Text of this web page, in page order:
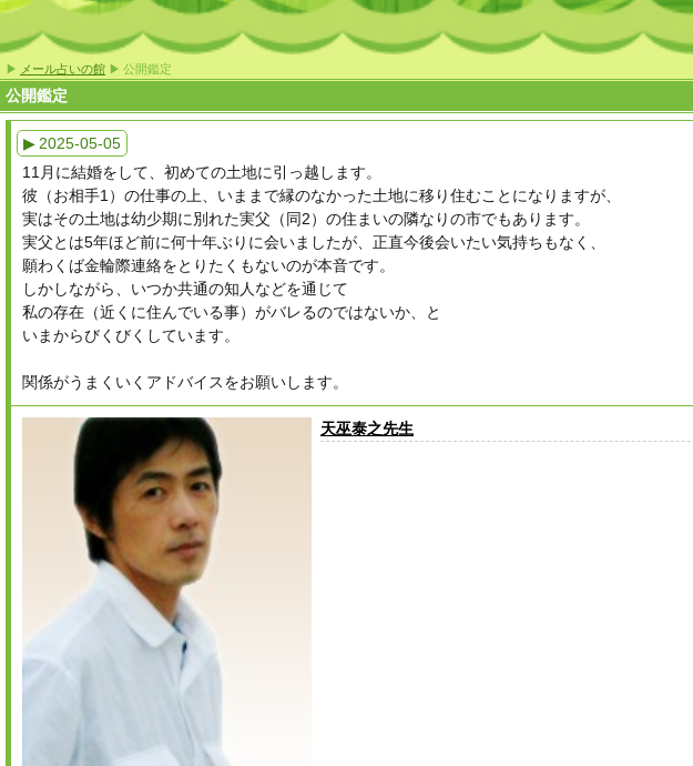
▶ メール占いの館 ▶ 公開鑑定
公開鑑定
▶ 2025-05-05
11月に結婚をして、初めての土地に引っ越します。
彼（お相手1）の仕事の上、いままで縁のなかった土地に移り住むことになりますが、
実はその土地は幼少期に別れた実父（同2）の住まいの隣なりの市でもあります。
実父とは5年ほど前に何十年ぶりに会いましたが、正直今後会いたい気持ちもなく、
願わくば金輪際連絡をとりたくもないのが本音です。
しかしながら、いつか共通の知人などを通じて
私の存在（近くに住んでいる事）がバレるのではないか、と
いまからびくびくしています。
関係がうまくいくアドバイスをお願いします。
天巫泰之先生